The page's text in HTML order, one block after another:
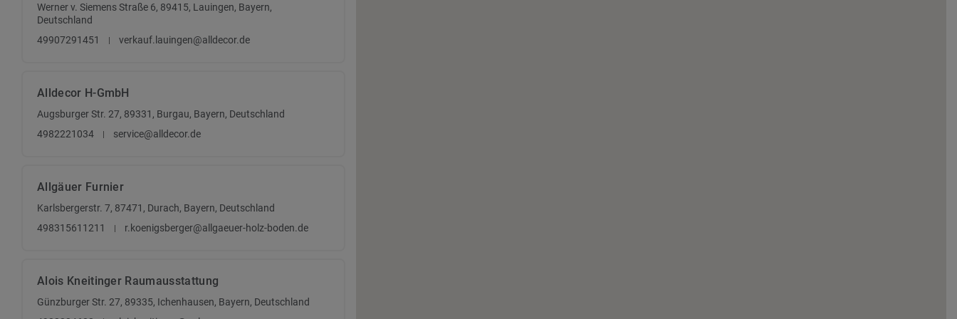
Werner v. Siemens Straße 6, 89415, Lauingen, Bayern,
Deutschland
49907291451
verkauf.lauingen@alldecor.de
Alldecor H-GmbH
Augsburger Str. 27, 89331, Burgau, Bayern, Deutschland
4982221034
service@alldecor.de
Allgäuer Furnier
Karlsbergerstr. 7, 87471, Durach, Bayern, Deutschland
498315611211
r.koenigsberger@allgaeuer-holz-boden.de
Alois Kneitinger Raumausstattung
Günzburger Str. 27, 89335, Ichenhausen, Bayern, Deutschland